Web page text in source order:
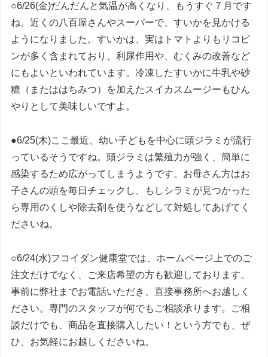
○6/26(金)だんだんと気温が高くなり、もうすぐ７月です
ね。近くの八百屋さんやスーパーで、すいかを見かける
ようになりました。すいかは、実はトマトよりもリコピ
ンが多く含まれており、利尿作用や、むくみの改善など
にもよいといわれています。冷凍したすいかに牛乳や砂
糖（またははちみつ）を加えたスイカスムージーもひん
やりとして美味しいですよ。
●6/25(木)ここ最近、幼い子どもを中心に頭ジラミが流行
っているそうですね。頭ジラミは繁殖力が強く、簡単に
感染するため広がってしまうようです。お母さん方はお
子さんの頭を毎日チェックし、もしシラミが見つかった
ら専用のくしや除去剤を使うなどして対処してあげてく
ださいね。
○6/24(水)フコイダン健康堂では、ホームページ上でのご
注文だけでなく、ご来店希望の方も歓迎しております。
事前に弊社までお電話いただき、直接事務所へお越しく
ださい。専門のスタッフが何でもご相談承ります。ご相
談だけでも、商品を直接購入したい！という方でも、ぜ
ひ、お気軽にお越しくださいね。